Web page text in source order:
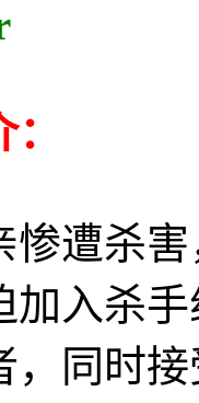
杀害
加入杀
，同时